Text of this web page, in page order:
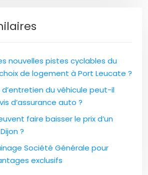
nouvelles pistes cyclables du
de logement à Port Leucate ?
du véhicule peut-il
d’assurance auto ?
faire baisser le prix d’un
?
Société Générale pour
exclusifs